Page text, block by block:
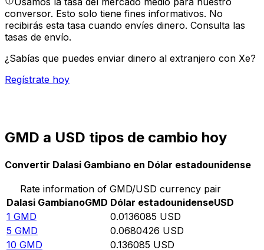
conversor. Esto solo tiene fines informativos. No
recibirás esta tasa cuando envíes dinero. Consulta las
tasas de envío.
¿Sabías que puedes enviar dinero al extranjero con Xe?
Regístrate hoy
GMD a USD tipos de cambio hoy
Convertir Dalasi Gambiano en Dólar estadounidense
Rate information of GMD/USD currency pair
Dalasi GambianoGMD Dólar estadounidenseUSD
1 GMD 0.0136085 USD
5 GMD 0.0680426 USD
10 GMD 0.136085 USD